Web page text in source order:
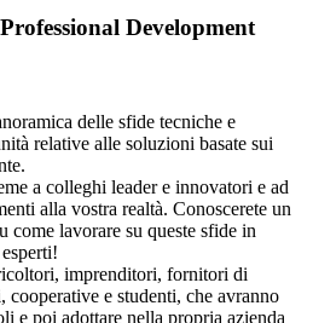
Development
delle sfide tecniche e
relative alle soluzioni basate sui
a colleghi leader e innovatori e ad
alla vostra realtà. Conoscerete un
come lavorare su queste sfide in
imprenditori, fornitori di
e studenti, che avranno
e poi adottare nella propria azienda